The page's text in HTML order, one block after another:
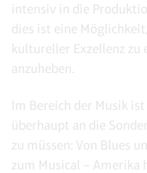
intensiv in die
dies ist eine
kultureller Exzellenz zu
anzuheben.
Im Bereich der Musik
überhaupt an die
zu müssen: Von Blues
zum Musical – Amerika